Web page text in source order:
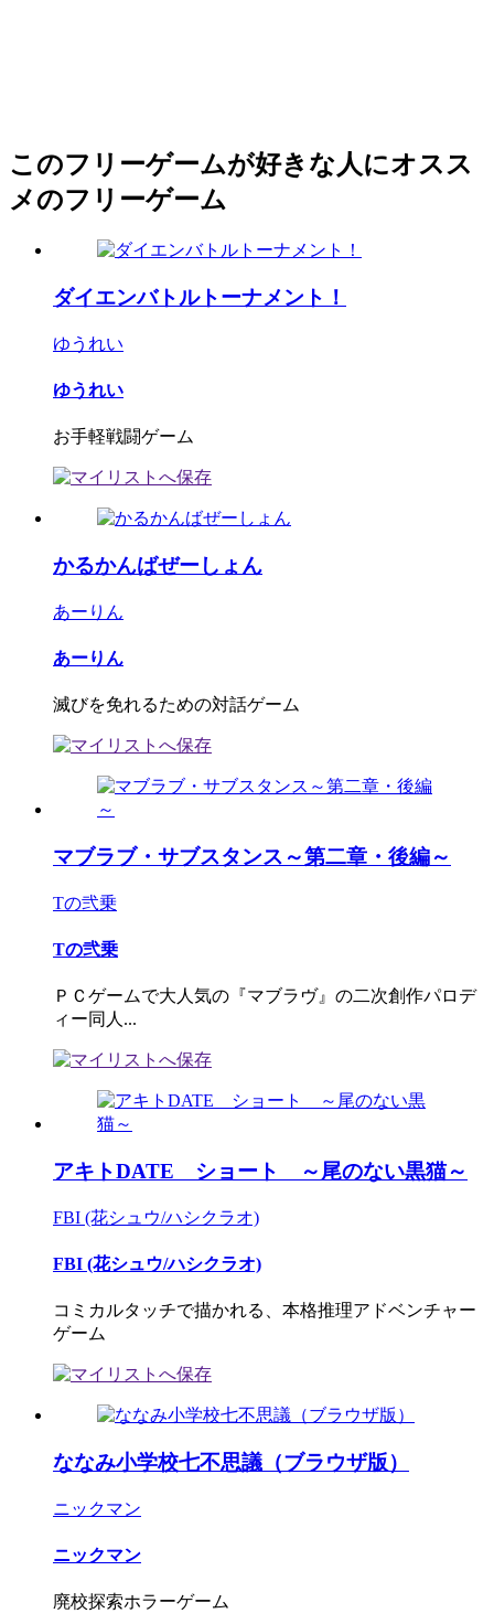
このフリーゲームが好きな人にオスス
メのフリーゲーム
ダイエンバトルトーナメント！
ゆうれい
ゆうれい
お手軽戦闘ゲーム
かるかんばぜーしょん
あーりん
あーりん
滅びを免れるための対話ゲーム
マブラブ・サブスタンス～第二章・後編～
Tの弐乗
Tの弐乗
ＰＣゲームで大人気の『マブラヴ』の二次創作パロデ
ィー同人...
アキトDATE ショート ～尾のない黒猫～
FBI (花シュウ/ハシクラオ)
FBI (花シュウ/ハシクラオ)
コミカルタッチで描かれる、本格推理アドベンチャー
ゲーム
ななみ小学校七不思議（ブラウザ版）
ニックマン
ニックマン
廃校探索ホラーゲーム